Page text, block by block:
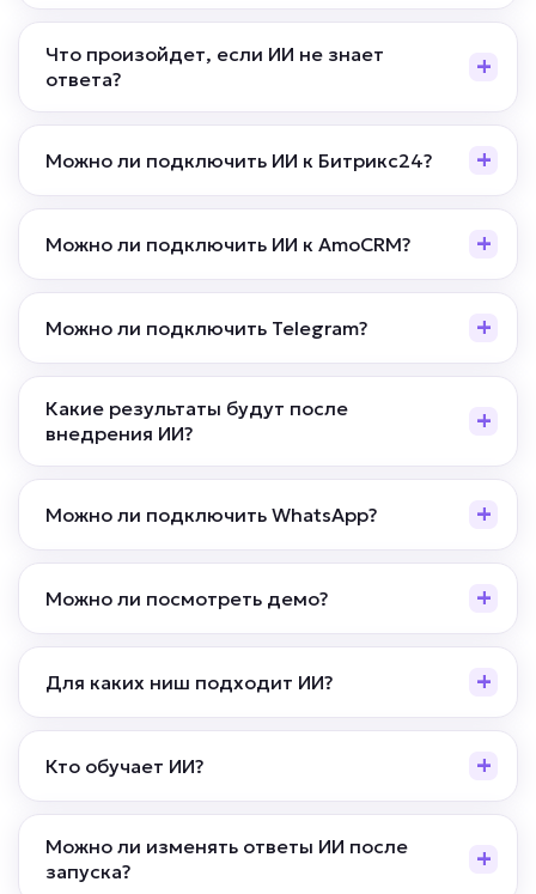
Что произойдет, если ИИ не знает
ответа?
Можно ли подключить ИИ к Битрикс24?
Можно ли подключить ИИ к AmoCRM?
Можно ли подключить Telegram?
Какие результаты будут после
внедрения ИИ?
Можно ли подключить WhatsApp?
Можно ли посмотреть демо?
Для каких ниш подходит ИИ?
Кто обучает ИИ?
Можно ли изменять ответы ИИ после
запуска?